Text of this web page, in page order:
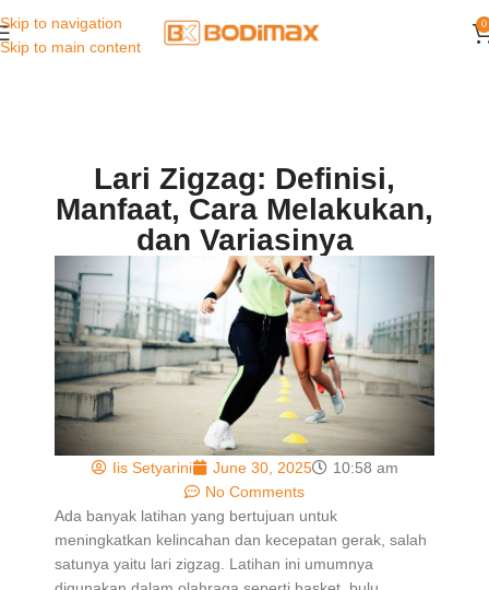
Skip to navigation
Skip to main content
0
Lari Zigzag: Definisi,
Manfaat, Cara Melakukan,
dan Variasinya
Iis Setyarini June 30, 2025
10:58 am
No Comments
Ada banyak latihan yang bertujuan untuk
meningkatkan kelincahan dan kecepatan gerak, salah
satunya yaitu lari zigzag. Latihan ini umumnya